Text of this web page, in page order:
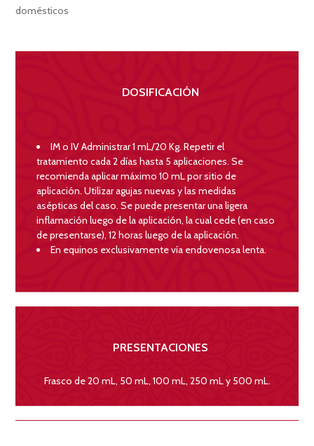
domésticos
DOSIFICACIÓN
IM o IV Administrar 1 mL/20 Kg. Repetir el
tratamiento cada 2 días hasta 5 aplicaciones. Se
recomienda aplicar máximo 10 mL por sitio de
aplicación. Utilizar agujas nuevas y las medidas
asépticas del caso. Se puede presentar una ligera
inflamación luego de la aplicación, la cual cede (en caso
de presentarse), 12 horas luego de la aplicación.
En equinos exclusivamente vía endovenosa lenta.
PRESENTACIONES
Frasco de 20 mL, 50 mL, 100 mL, 250 mL y 500 mL.